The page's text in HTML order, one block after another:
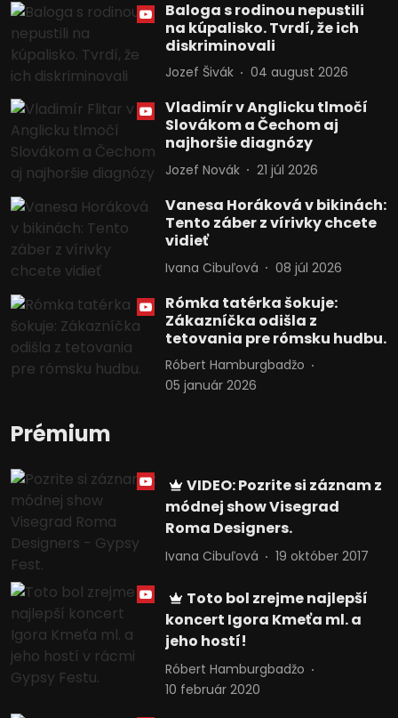
Baloga s rodinou nepustili
na kúpalisko. Tvrdí, že ich
diskriminovali
Jozef Šivák 04 august 2026
Vladimír v Anglicku tlmočí
Slovákom a Čechom aj
najhoršie diagnózy
Jozef Novák 21 júl 2026
Vanesa Horáková v bikinách:
Tento záber z vírivky chcete
vidieť
Ivana Cibuľová 08 júl 2026
Rómka tatérka šokuje:
Zákazníčka odišla z
tetovania pre rómsku hudbu.
Róbert Hamburgbadžo
05 január 2026
Prémium
VIDEO: Pozrite si záznam z
módnej show Visegrad
Roma Designers.
Ivana Cibuľová 19 október 2017
Toto bol zrejme najlepší
koncert Igora Kmeťa ml. a
jeho hostí!
Róbert Hamburgbadžo
10 február 2020